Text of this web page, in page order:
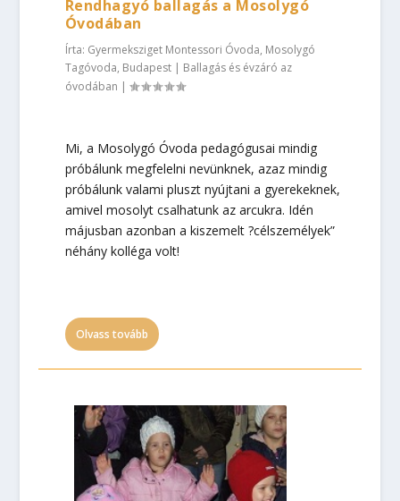
Rendhagyó ballagás a Mosolygó
Óvodában
Írta: Gyermeksziget Montessori Óvoda, Mosolygó
Tagóvoda, Budapest| Ballagás és évzáró az
óvodában |
Mi, a Mosolygó Óvoda pedagógusai mindig
próbálunk megfelelni nevünknek, azaz mindig
próbálunk valami pluszt nyújtani a gyerekeknek,
amivel mosolyt csalhatunk az arcukra. Idén
májusban azonban a kiszemelt ?célszemélyek”
néhány kolléga volt!
Olvass tovább